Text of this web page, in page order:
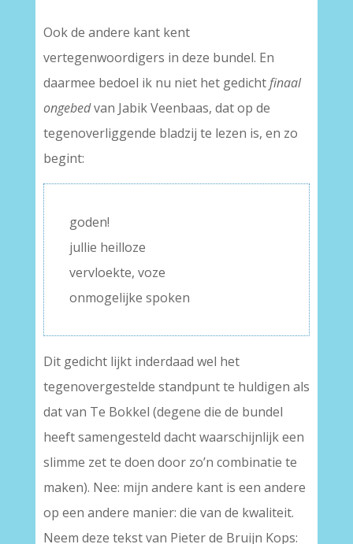
Ook de andere kant kent
vertegenwoordigers in deze bundel. En
daarmee bedoel ik nu niet het gedichtfinaal
ongebedvan Jabik Veenbaas, dat op de
tegenoverliggende bladzij te lezen is, en zo
begint:
goden!
jullie heilloze
vervloekte, voze
onmogelijke spoken
Dit gedicht lijkt inderdaad wel het
tegenovergestelde standpunt te huldigen als
dat van Te Bokkel (degene die de bundel
heeft samengesteld dacht waarschijnlijk een
slimme zet te doen door zo’n combinatie te
maken). Nee: mijn andere kant is een andere
op een andere manier: die van de kwaliteit.
Neem deze tekst van Pieter de Bruijn Kops: